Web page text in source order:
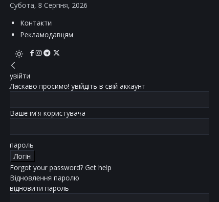
Субота, 8 Серпня, 2026
Контакти
Рекламодавцям
увійти
Ласкаво просимо! увійдіть в свій аккаунт
Ваше ім'я користувача
пароль
Forgot your password? Get help
Відновлення паролю
відновити пароль